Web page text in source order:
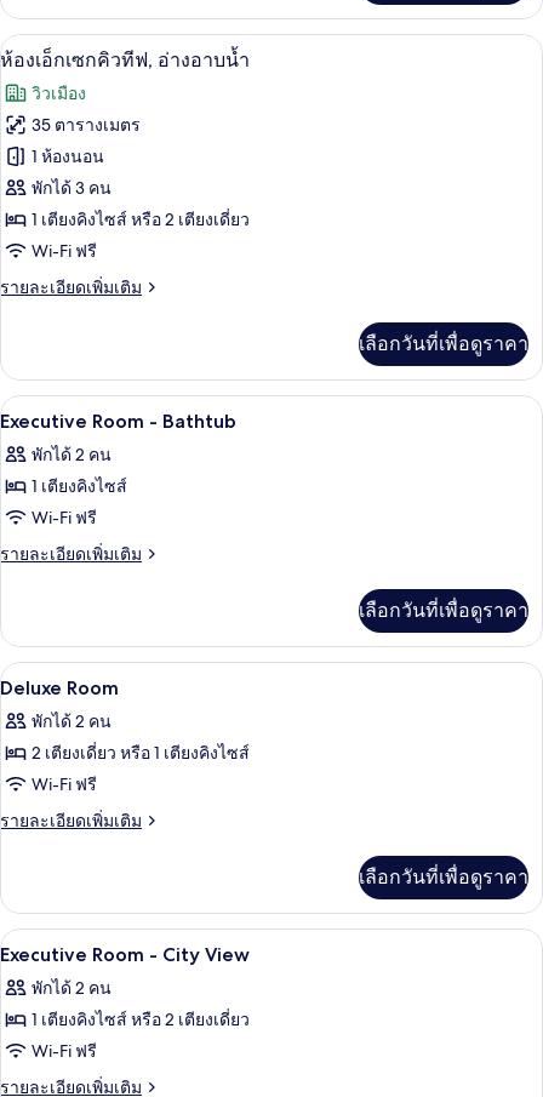
เกี่ยว
กับ
ห้อง
เนียร์
เปิด
ภาพถ่าย
ทั้งหมด
ของ
ห้อง
เอ็ก
เซก
คิว
อ่างอาบน้ำ
ห้องเอ็กเซกคิวทีฟ, อ่างอาบน้ำ | เครื่
5
ห้องเอ็กเซกคิวทีฟ, อ่างอาบน้ำ
วิวเมือง
35 ตารางเมตร
1 ห้องนอน
พักได้ 3 คน
1 เตียงคิงไซส์ หรือ 2 เตียงเดี่ยว
Wi-Fi ฟรี
รายละเอียดเพิ่มเติม
ราย
เกี่ยว
กับ
ห้อง
เซก
คิว
อ่างอาบน้ำ
เลือกวันที่เพื่อดูราคา
เปิด
ภาพถ่าย
ทั้งหมด
ของ
Executive
Bathtub
เครื่องนอนระดับพรีเมียม, มินิบาร์, ตู้นิ
2
Executive Room - Bathtub
พักได้ 2 คน
1 เตียงคิงไซส์
Wi-Fi ฟรี
รายละเอียดเพิ่มเติม
ราย
เกี่ยว
กับ
Executive
-
Bathtub
เลือกวันที่เพื่อดูราคา
เปิด
ภาพถ่าย
ทั้งหมด
ของ
Deluxe
เครื่องนอนระดับพรีเมียม, มินิบาร์, ตู้นิ
8
Deluxe Room
พักได้ 2 คน
2 เตียงเดี่ยว หรือ 1 เตียงคิงไซส์
Wi-Fi ฟรี
รายละเอียดเพิ่มเติม
ราย
เกี่ยว
กับ
Deluxe
เลือกวันที่เพื่อดูราคา
เปิด
ภาพถ่าย
ทั้งหมด
ของ
Executive
เครื่องนอนระดับพรีเมียม, มินิบาร์, ตู้นิ
7
Executive Room - City View
พักได้ 2 คน
1 เตียงคิงไซส์ หรือ 2 เตียงเดี่ยว
Wi-Fi ฟรี
รายละเอียดเพิ่มเติม
ราย